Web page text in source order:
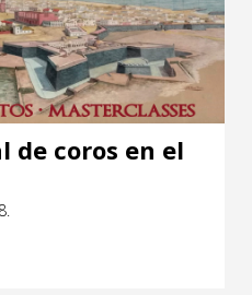
de coros en el